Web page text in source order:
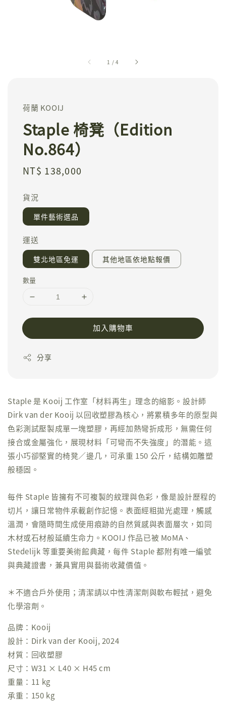
1 /4
荷蘭 KOOIJ
Staple 椅凳（Edition
No.864）
Regular
NT$ 138,000
貨況
單件藝術選品
運送
雙北地區免運 其他地區依地點報價
數量
加入購物車
分享
Staple 是 Kooij 工作室「材料再生」理念的縮影。設計師
Dirk van der Kooij 以回收塑膠為核心，將累積多年的原型與
色彩測試壓製成單一塊塑膠，再經加熱彎折成形，無需任何
接合或金屬強化，展現材料「可彎而不失強度」的潛能。這
張小巧卻堅實的椅凳／邊几，可承重 150 公斤，結構如雕塑
般穩固。
每件 Staple 皆擁有不可複製的紋理與色彩，像是設計歷程的
切片，讓日常物件承載創作記憶。表面經粗拋光處理，觸感
溫潤，會隨時間生成使用痕跡的自然質感與表面層次，如同
木材或石材般延續生命力。KOOIJ 作品已被 MoMA、
Stedelijk 等重要美術館典藏，每件 Staple 都附有唯一編號
與典藏證書，兼具實用與藝術收藏價值。
＊不適合戶外使用；清潔請以中性清潔劑與軟布輕拭，避免
化學溶劑。
品牌：Kooij
設計：Dirk van der Kooij, 2024
材質：回收塑膠
尺寸：W31 × L40 × H45 cm
重量：11 kg
承重：150 kg